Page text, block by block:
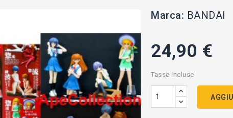
Marca: BANDAI
24,90 €
Tasse incluse